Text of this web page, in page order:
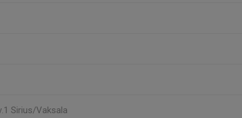
Sirius/Vaksala